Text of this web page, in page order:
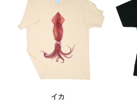
イカ